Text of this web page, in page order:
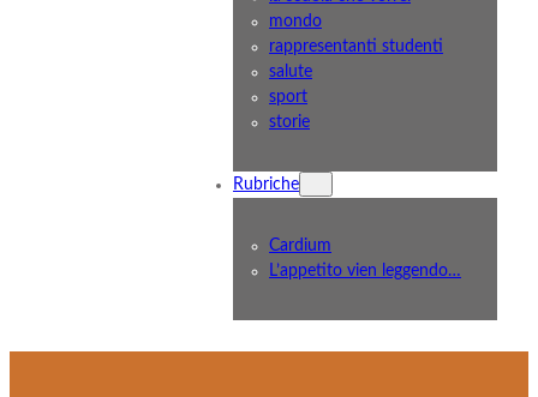
mondo
rappresentanti studenti
salute
sport
storie
Rubriche
Cardium
L’appetito vien leggendo…